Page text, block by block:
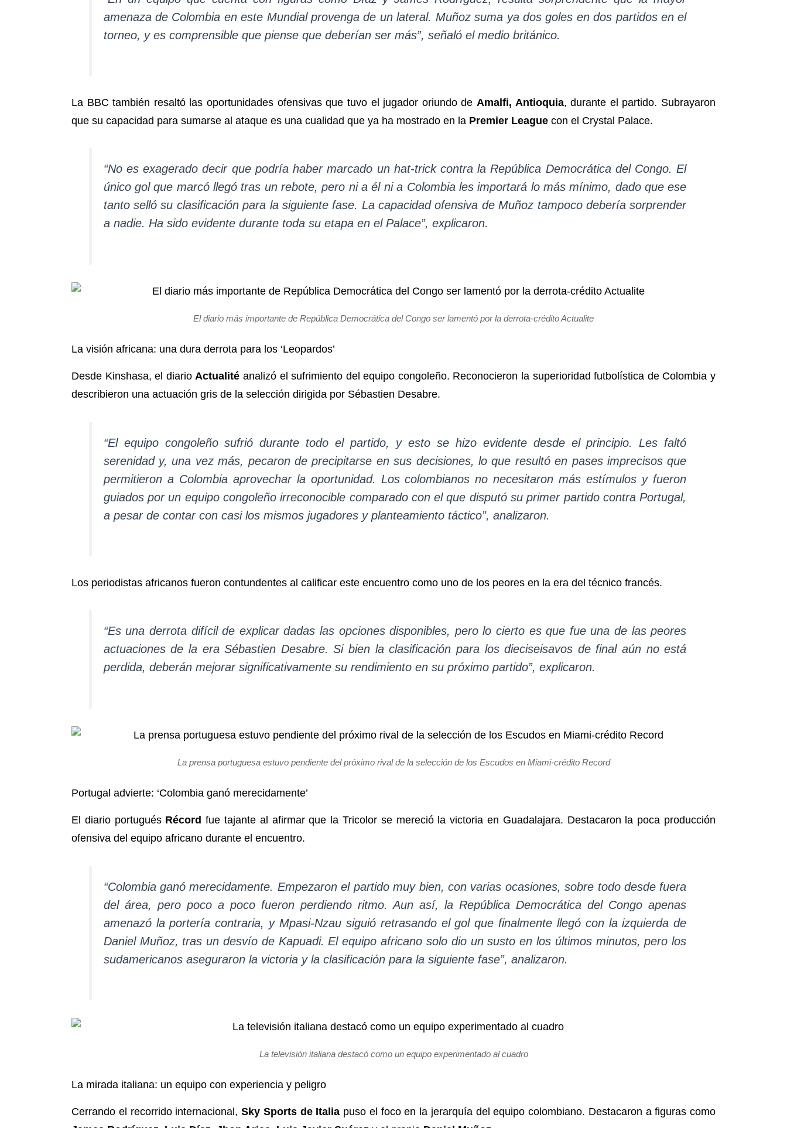
amenaza de Colombia en este Mundial provenga de un lateral. Muñoz suma ya dos goles en dos partidos en el
torneo, y es comprensible que piense que deberían ser más”, señaló el medio británico.
La BBC también resaltó las oportunidades ofensivas que tuvo el jugador oriundo de Amalfi, Antioquia, durante el partido. Subrayaron
que su capacidad para sumarse al ataque es una cualidad que ya ha mostrado en la Premier League con el Crystal Palace.
“No es exagerado decir que podría haber marcado un hat-trick contra la República Democrática del Congo. El
único gol que marcó llegó tras un rebote, pero ni a él ni a Colombia les importará lo más mínimo, dado que ese
tanto selló su clasificación para la siguiente fase. La capacidad ofensiva de Muñoz tampoco debería sorprender
a nadie. Ha sido evidente durante toda su etapa en el Palace”, explicaron.
El diario más importante de República Democrática del Congo ser lamentó por la derrota-crédito Actualite
La visión africana: una dura derrota para los ‘Leopardos’
Desde Kinshasa, el diarioActualité analizó el sufrimiento del equipo congoleño. Reconocieron la superioridad futbolística de Colombia y
describieron una actuación gris de la selección dirigida por Sébastien Desabre.
“El equipo congoleño sufrió durante todo el partido, y esto se hizo evidente desde el principio. Les faltó
serenidad y, una vez más, pecaron de precipitarse en sus decisiones, lo que resultó en pases imprecisos que
permitieron a Colombia aprovechar la oportunidad. Los colombianos no necesitaron más estímulos y fueron
guiados por un equipo congoleño irreconocible comparado con el que disputó su primer partido contra Portugal,
a pesar de contar con casi los mismos jugadores y planteamiento táctico”, analizaron.
Los periodistas africanos fueron contundentes al calificar este encuentro como uno de los peores en la era del técnico francés.
“Es una derrota difícil de explicar dadas las opciones disponibles, pero lo cierto es que fue una de las peores
actuaciones de la era Sébastien Desabre. Si bien la clasificación para los dieciseisavos de final aún no está
perdida, deberán mejorar significativamente su rendimiento en su próximo partido”, explicaron.
La prensa portuguesa estuvo pendiente del próximo rival de la selección de los Escudos en Miami-crédito Record
Portugal advierte: ‘Colombia ganó merecidamente’
El diario portugués Récord fue tajante al afirmar que la Tricolor se mereció la victoria en Guadalajara. Destacaron la poca producción
ofensiva del equipo africano durante el encuentro.
“Colombia ganó merecidamente. Empezaron el partido muy bien, con varias ocasiones, sobre todo desde fuera
del área, pero poco a poco fueron perdiendo ritmo. Aun así, la República Democrática del Congo apenas
amenazó la portería contraria, y Mpasi-Nzau siguió retrasando el gol que finalmente llegó con la izquierda de
Daniel Muñoz, tras un desvío de Kapuadi. El equipo africano solo dio un susto en los últimos minutos, pero los
sudamericanos aseguraron la victoria y la clasificación para la siguiente fase”, analizaron.
La televisión italiana destacó como un equipo experimentado al cuadro
La mirada italiana: un equipo con experiencia y peligro
Cerrando el recorrido internacional, Sky Sports de Italia puso el foco en la jerarquía del equipo colombiano. Destacaron a figuras como